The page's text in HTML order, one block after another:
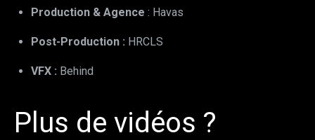
Production & Agence : Havas
Post-Production : HRCLS
VFX : Behind
Plus de vidéos ?